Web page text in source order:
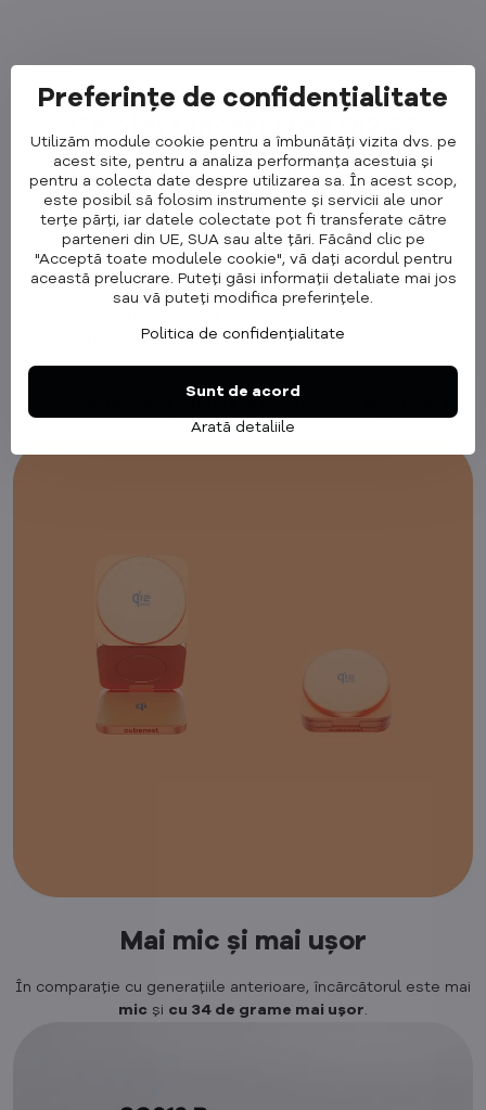
Ce oferă încărcarea Qi2.2?
Încărcare mai rapidă de până la 25 W
– încărcați iPhone-
ul sau alte dispozitive mult mai rapid decât înainte.
Fixare magnetică mai puternică și mai precisă
telefonul se fixează întotdeauna exact și în siguranță în locul
potrivit.
protejează dispozitivul împotriva supraîncălzirii și
supratensiunii.
funcționează și cu dispozitive mai vechi compatibile cu Qi.
Mai mic și mai ușor
În comparație cu generațiile anterioare, încărcătorul este mai
mic și cu 34 de grame mai ușor.
Preferințe de confidențialitate
Utilizăm module cookie pentru a îmbunătăți vizita dvs. pe
acest site, pentru a analiza performanța acestuia și
pentru a colecta date despre utilizarea sa. În acest scop,
este posibil să folosim instrumente și servicii ale unor
terțe părți, iar datele colectate pot fi transferate către
parteneri din UE, SUA sau alte țări. Făcând clic pe
"Acceptă toate modulele cookie", vă dați acordul pentru
această prelucrare. Puteți găsi informații detaliate mai jos
sau vă puteți modifica preferințele.
Politica de confidențialitate
Arată detaliile
Sunt de acord